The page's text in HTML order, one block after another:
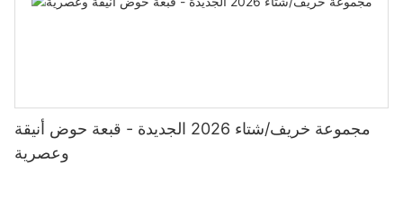
مجموعة خريف/شتاء 2026 الجديدة - قبعة حوض أنيقة
وعصرية